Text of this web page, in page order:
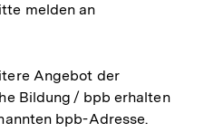
melden an
Angebot der
Bildung / bpb erhalten
bpb-Adresse.